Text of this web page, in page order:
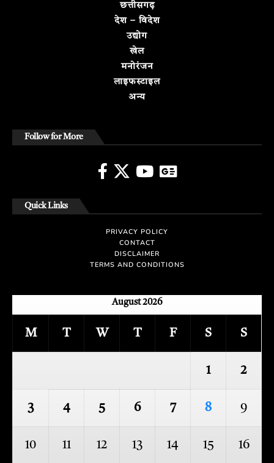
छत्तीसगढ़
देश – विदेश
उद्योग
खेल
मनोरंजन
लाइफस्टाइल
अन्य
Follow for More
Quick Links
PRIVACY POLICY
CONTACT
DISCLAIMER
TERMS AND CONDITIONS
August 2026
M T W T F S S
1 2
3 4 5 6 7 8 9
10 11 12 13 14 15 16